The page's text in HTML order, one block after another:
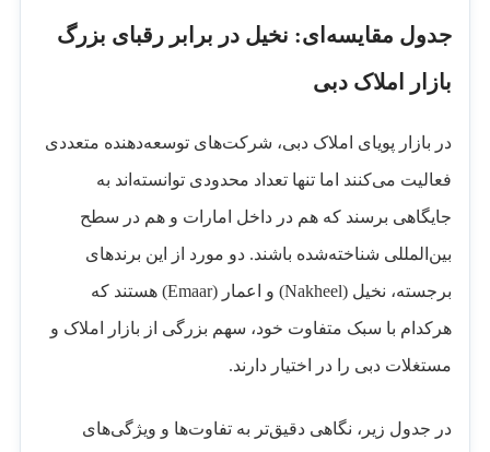
جدول مقایسه‌ای: نخیل در برابر رقبای بزرگ
بازار املاک دبی
در بازار پویای املاک دبی، شرکت‌های توسعه‌دهنده متعددی
فعالیت می‌کنند اما تنها تعداد محدودی توانسته‌اند به
جایگاهی برسند که هم در داخل امارات و هم در سطح
بین‌المللی شناخته‌شده باشند. دو مورد از این برندهای
برجسته، نخیل (Nakheel) و اعمار (Emaar) هستند که
هرکدام با سبک متفاوت خود، سهم بزرگی از بازار املاک و
مستغلات دبی را در اختیار دارند.
در جدول زیر، نگاهی دقیق‌تر به تفاوت‌ها و ویژگی‌های